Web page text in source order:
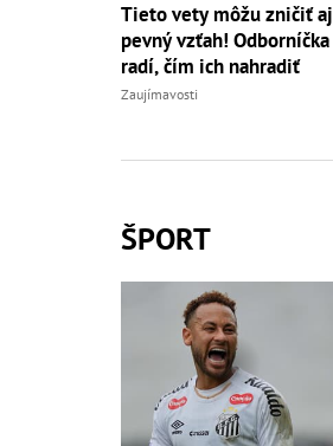
Tieto vety môžu zničiť aj
pevný vzťah! Odborníčka
radí, čím ich nahradiť
Zaujímavosti
ŠPORT